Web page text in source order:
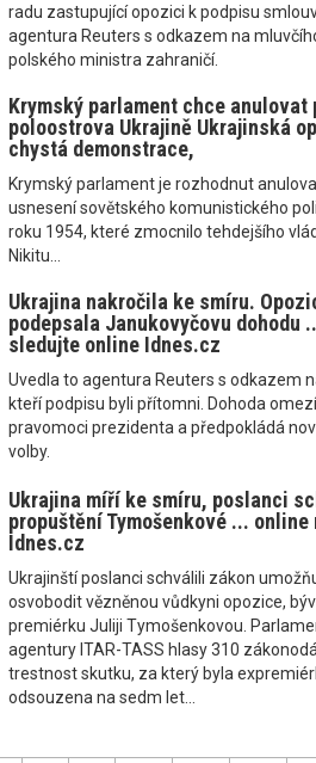
radu zastupující opozici k podpisu
agentura Reuters s odkazem na
polského ministra zahraničí.
Krymský parlament chce anulovat
poloostrova Ukrajině Ukrajinská
chystá demonstrace,
Krymský parlament je rozhodnut
usnesení sovětského komunistického
roku 1954, které zmocnilo tehdejšího
Nikitu...
Ukrajina nakročila ke smíru.
podepsala Janukovyčovu dohodu
sledujte online Idnes.cz
Uvedla to agentura Reuters s odkazem
kteří podpisu byli přítomni. Dohoda omezí
pravomoci prezidenta a předpokládá
volby.
Ukrajina míří ke smíru, poslanci
propuštění Tymošenkové ... online
Idnes.cz
Ukrajinští poslanci schválili zákon
osvobodit vězněnou vůdkyni opozice,
premiérku Juliji Tymošenkovou.
agentury ITAR-TASS hlasy 310
trestnost skutku, za který byla
odsouzena na sedm let...